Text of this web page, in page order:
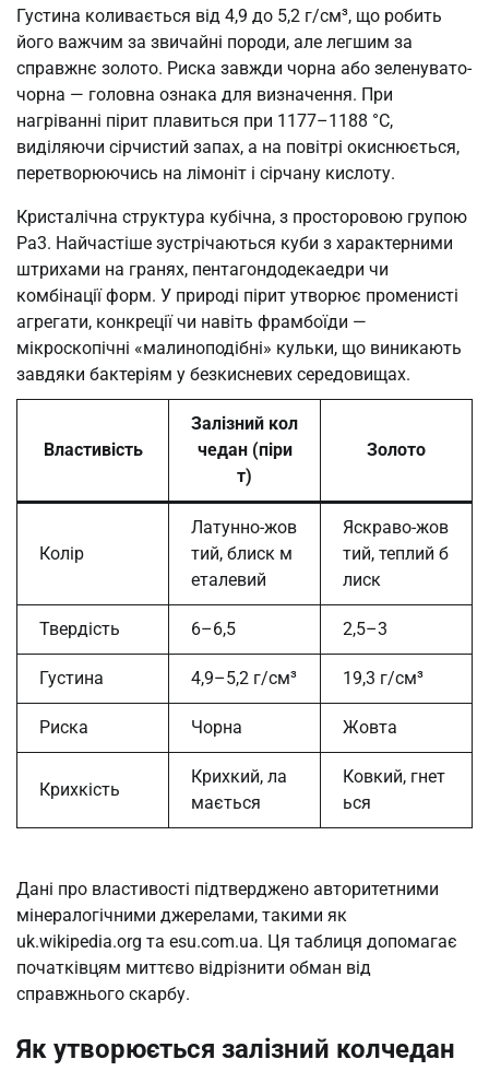
Густина коливається від 4,9 до 5,2 г/см³, що робить
його важчим за звичайні породи, але легшим за
справжнє золото. Риска завжди чорна або зеленувато-
чорна — головна ознака для визначення. При
нагріванні пірит плавиться при 1177–1188 °C,
виділяючи сірчистий запах, а на повітрі окиснюється,
перетворюючись на лімоніт і сірчану кислоту.
Кристалічна структура кубічна, з просторовою групою
Pa3. Найчастіше зустрічаються куби з характерними
штрихами на гранях, пентагондодекаедри чи
комбінації форм. У природі пірит утворює променисті
агрегати, конкреції чи навіть фрамбоїди —
мікроскопічні «малиноподібні» кульки, що виникають
завдяки бактеріям у безкисневих середовищах.
Властивість
Залізний кол
чедан (піри
т)
Золото
Колір
Латунно-жов
тий, блиск м
еталевий
Яскраво-жов
тий, теплий б
лиск
Твердість 6–6,5 2,5–3
Густина 4,9–5,2 г/см³ 19,3 г/см³
Риска Чорна Жовта
Крихкість
Крихкий, ла
мається
Ковкий, гнет
ься
Дані про властивості підтверджено авторитетними
мінералогічними джерелами, такими як
uk.wikipedia.org та esu.com.ua. Ця таблиця допомагає
початківцям миттєво відрізнити обман від
справжнього скарбу.
Як утворюється залізний колчедан